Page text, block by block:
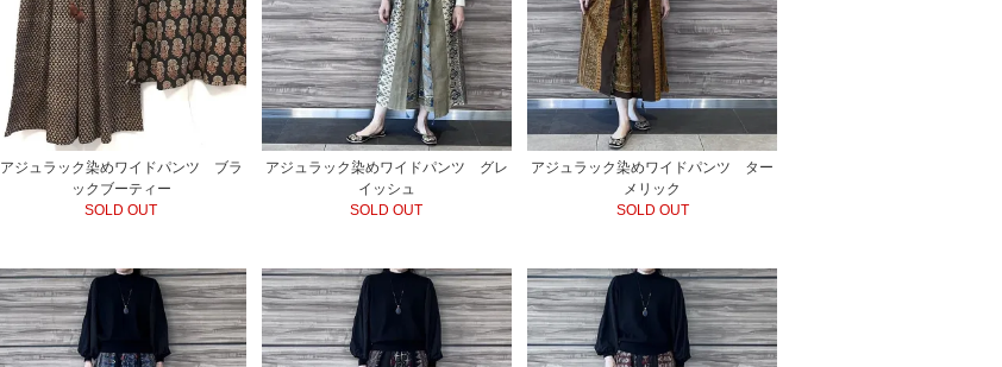
アジュラック染めワイドパンツ ブラ
ックブーティー
SOLD OUT
アジュラック染めワイドパンツ グレ
イッシュ
SOLD OUT
アジュラック染めワイドパンツ ター
メリック
SOLD OUT